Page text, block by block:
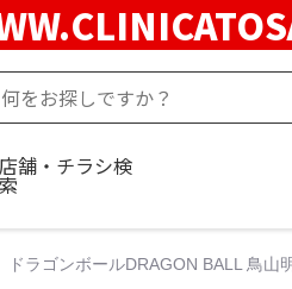
店舗・チラシ検
索
ラゴンボールDRAGON BALL 鳥山